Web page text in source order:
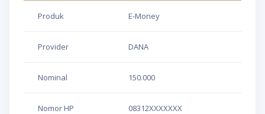
Produk E-Money
Provider DANA
Nominal 150.000
Nomor HP 08312XXXXXXX